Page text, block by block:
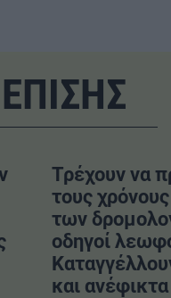
Τρέχουν να
τους
των
οδηγοί
και